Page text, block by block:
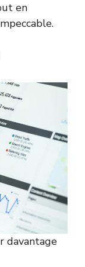
en
davantage